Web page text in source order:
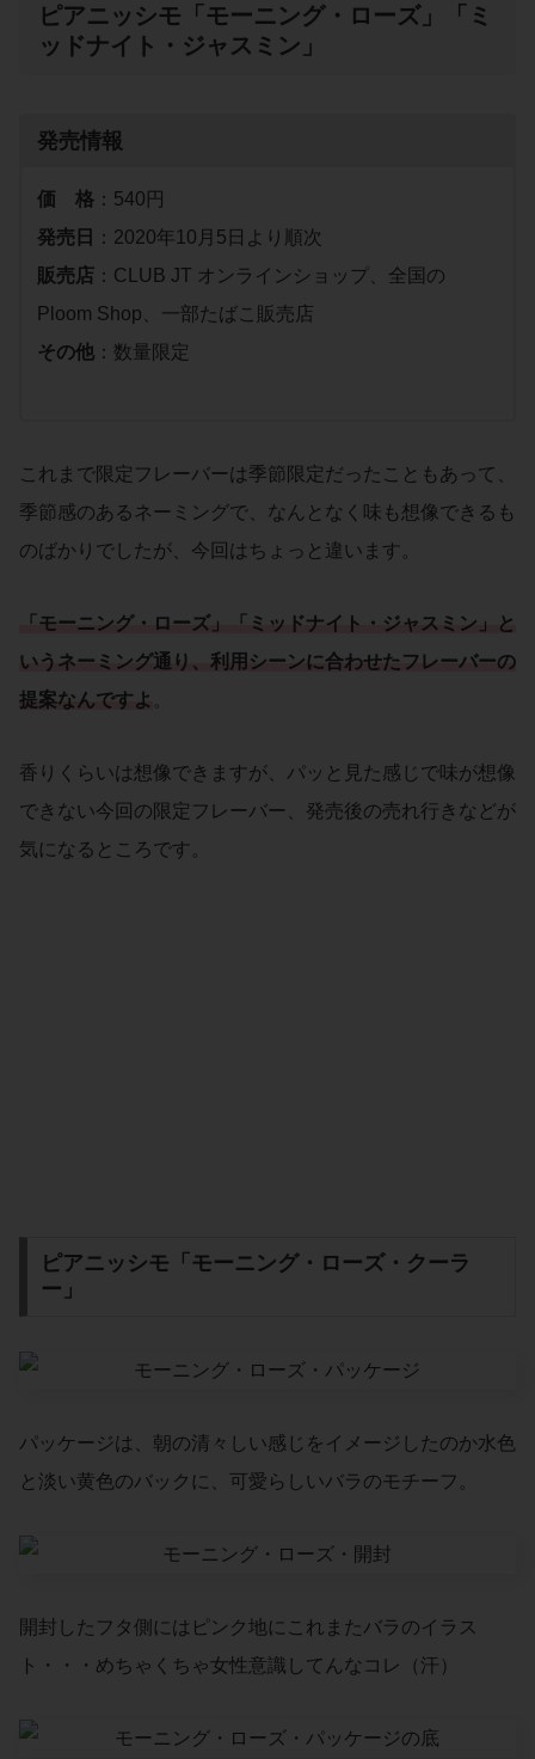
ピアニッシモ「モーニング・ローズ」「ミ
ッドナイト・ジャスミン」
発売情報
価 格：540円
発売日
：2020年10月5日より順次
販売店：CLUB JT オンラインショップ、全国の
Ploom Shop、一部たばこ販売店
その他：数量限定
これまで限定フレーバーは季節限定だったこともあって、
季節感のあるネーミングで、なんとなく味も想像できるも
のばかりでしたが、今回はちょっと違います。
「 モーニング・ローズ」「 ミッドナイト・ジャスミン 」と
いうネーミング通り、 利用 シーンに合わせた フレーバーの
提案なんですよ
香りくらいは想像できますが、パッと見た感じで味が想像
できない今回の限定フレーバー、発売後の売れ行きなどが
気になるところです。
ピアニッシモ「モーニング・ローズ・クーラ
ー」
パッケージは、朝の清々しい感じをイメージしたのか水色
と淡い黄色のバックに、可愛らしいバラのモチーフ。
開封したフタ側にはピンク地にこれまたバラのイラス
ト・・・めちゃくちゃ女性意識してんなコレ（汗）